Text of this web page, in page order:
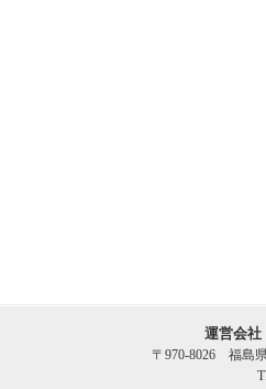
運営会
〒970-8026 福島